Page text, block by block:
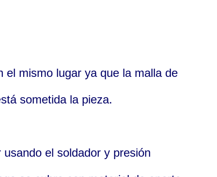
mismo lugar ya que la malla de
sometida la pieza.
el soldador y presión